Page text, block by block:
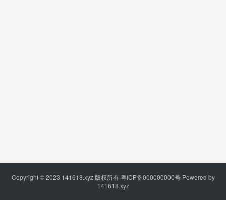
Copyright © 2023 141618.xyz版权所有粤ICP备000000000号Powered by
141618.xyz